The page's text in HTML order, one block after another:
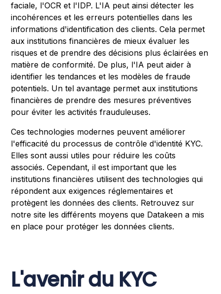
faciale, l'OCR et l'IDP. L'IA peut ainsi détecter les
incohérences et les erreurs potentielles dans les
informations d'identification des clients. Cela permet
aux institutions financières de mieux évaluer les
risques et de prendre des décisions plus éclairées en
matière de conformité. De plus, l'IA peut aider à
identifier les tendances et les modèles de fraude
potentiels. Un tel avantage permet aux institutions
financières de prendre des mesures préventives
pour éviter les activités frauduleuses.
Ces technologies modernes peuvent améliorer
l'efficacité du processus de contrôle d'identité KYC.
Elles sont aussi utiles pour réduire les coûts
associés. Cependant, il est important que les
institutions financières utilisent des technologies qui
répondent aux exigences réglementaires et
protègent les données des clients. Retrouvez sur
notre site les différents moyens que Datakeen a mis
en place pour protéger les données clients.
L'avenir du KYC